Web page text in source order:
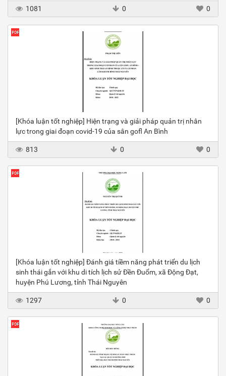
1081 0 0
[Khóa luận tốt nghiệp] Hiện trạng và giải pháp quản trị nhân
lực trong giai đoạn covid-19 của sân gofl An Bình
813 0 0
[Khóa luận tốt nghiệp] Đánh giá tiềm năng phát triển du lịch
sinh thái gắn với khu di tích lịch sử Đền Đuổm, xã Động Đạt,
huyện Phú Lương, tỉnh Thái Nguyên
1297 0 0